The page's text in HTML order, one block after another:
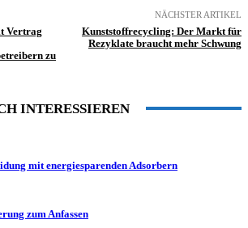
Vertrag
zu
NÄCHSTER ARTIKEL
Kunststoffrecycling: Der Markt für
Rezyklate braucht mehr Schwung
INTERESSIEREN
mit energiesparenden Adsorbern
zum Anfassen